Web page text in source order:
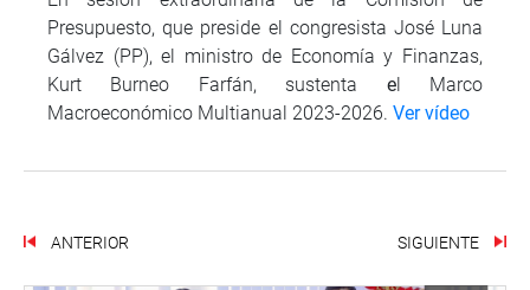
Presupuesto, que preside el congresista José Luna
Gálvez (PP), el ministro de Economía y Finanzas,
Kurt Burneo Farfán, sustenta el Marco
Macroeconómico Multianual 2023-2026. Ver vídeo
ANTERIOR SIGUIENTE